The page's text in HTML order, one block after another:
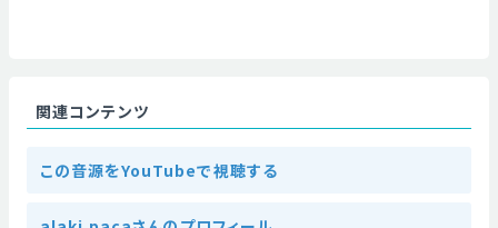
関連コンテンツ
この音源をYouTubeで視聴する